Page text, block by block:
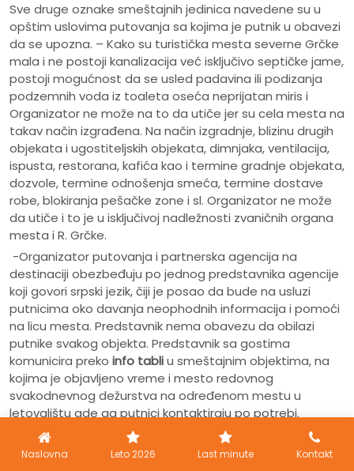
Sve druge oznake smeštajnih jedinica navedene su u
opštim uslovima putovanja sa kojima je putnik u obavezi
da se upozna. – Kako su turistička mesta severne Grčke
mala i ne postoji kanalizacija već isključivo septičke jame,
postoji mogućnost da se usled padavina ili podizanja
podzemnih voda iz toaleta oseća neprijatan miris i
Organizator ne može na to da utiče jer su cela mesta na
takav način izgrađena. Na način izgradnje, blizinu drugih
objekata i ugostiteljskih objekata, dimnjaka, ventilacija,
ispusta, restorana, kafića kao i termine gradnje objekata,
dozvole, termine odnošenja smeća, termine dostave
robe, blokiranja pešačke zone i sl. Organizator ne može
da utiče i to je u isključivoj nadležnosti zvaničnih organa
mesta i R. Grčke.
-Organizator putovanja i partnerska agencija na
destinaciji obezbeđuju po jednog predstavnika agencije
koji govori srpski jezik, čiji je posao da bude na usluzi
putnicima oko davanja neophodnih informacija i pomoći
na licu mesta. Predstavnik nema obavezu da obilazi
putnike svakog objekta. Predstavnik sa gostima
komunicira preko info tabliu smeštajnim objektima, na
kojima je objavljeno vreme i mesto redovnog
svakodnevnog dežurstva na određenom mestu u
letovalištu gde ga putnici kontaktiraju po potrebi.
Predstavnik agencije ne obilazi goste u vilama i
apartmanima. Drugi i šesti dan po dolasku ili prvi i peti
Naslovna Leto 2026 Last minute Kontakt